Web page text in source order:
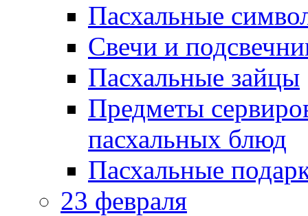
Пасхальные
Свечи и
Пасхальные зайцы
Предметы
пасхальных блюд
Пасхальные
23 февраля